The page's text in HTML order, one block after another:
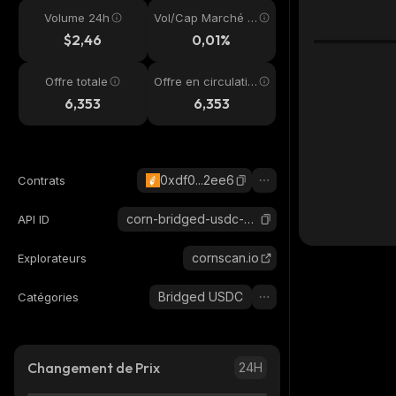
Volume 24h
$2,46
Vol/Cap Marché 2
0,01%
Offre totale
6,353
Offre en circulatio
6,353
Contrats 0xdf0...2ee6
API ID corn-bridged-usdc-corn
Explorateurs cornscan.io
Catégories Bridged USDC
Changement de Prix 24H